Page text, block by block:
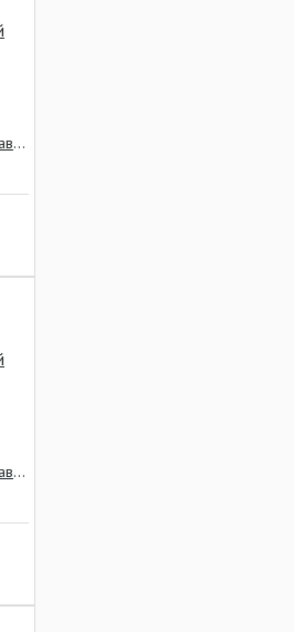
Бойлы нейтральной плавучести 777 Baits Wafters Луговой мёд 12x14 мм
Бойлы нейтральной плавучести 777 Baits Wafters Мандарин 12x14 мм